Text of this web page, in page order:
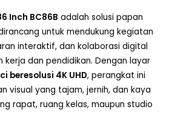
Inch BC86B adalah solusi papan
untuk mendukung kegiatan
interaktif, dan kolaborasi digital
kerja dan pendidikan. Dengan layar
beresolusi 4K UHD, perangkat ini
visual yang tajam, jernih, dan kaya
rapat, ruang kelas, maupun studio